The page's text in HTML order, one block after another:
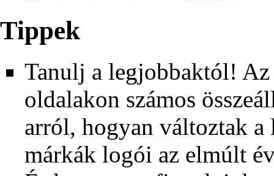
Tippek
Tanulj a legjobbaktól! Az
oldalakon számos
arról, hogyan változtak a
márkák logói az elmúlt